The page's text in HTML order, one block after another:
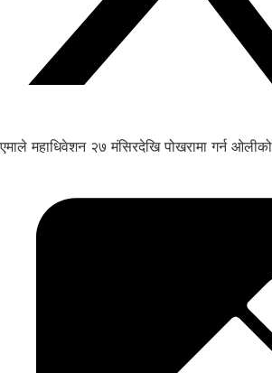
एमाले महाधिवेशन २७ मंसिरदेखि पोखरामा गर्न